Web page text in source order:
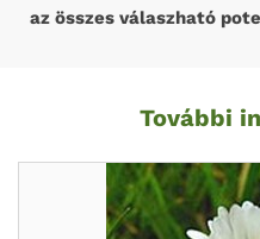
az összes válaszható
További